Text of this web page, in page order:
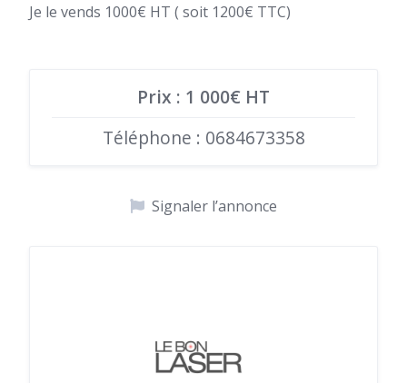
Je le vends 1000€ HT ( soit 1200€ TTC)
Prix : 1 000€ HT
Téléphone : 0684673358
Signaler l’annonce